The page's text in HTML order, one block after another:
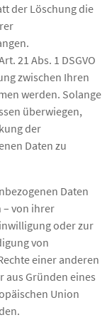
der Löschung die
21 Abs. 1 DSGVO
zwischen Ihren
werden. Solange
überwiegen,
der
Daten zu
Daten
– von ihrer
oder zur
von
einer anderen
Gründen eines
Union